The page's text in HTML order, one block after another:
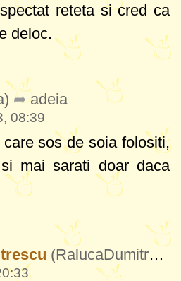
reteta si cred ca
deloc.
adeia
08:39
sos de soia folositi,
mai sarati doar daca
(RalucaDumitrescu693)